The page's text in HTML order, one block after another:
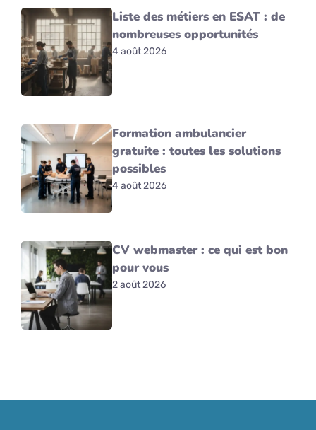
Liste des métiers en ESAT : de
nombreuses opportunités
4 août 2026
Formation ambulancier
gratuite : toutes les solutions
possibles
4 août 2026
CV webmaster : ce qui est bon
pour vous
2 août 2026